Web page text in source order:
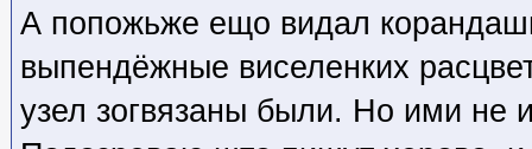
А попожьже ещо видал
выпендёжные виселенких
узел зогвязаны были. Но ими не